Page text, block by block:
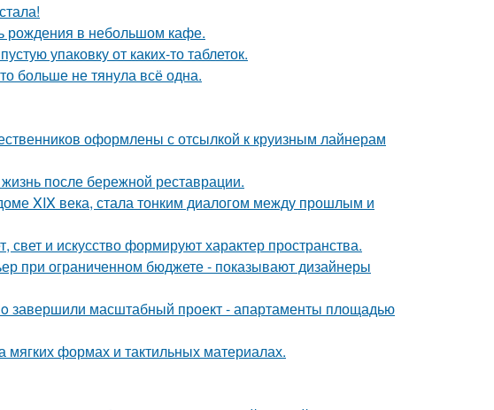
рождения в небольшом кафе.
упаковку от каких-то таблеток.
больше не тянула всё одна.
оформлены с отсылкой к круизным лайнерам
после бережной реставрации.
XIX века, стала тонким диалогом между прошлым и
свет и искусство формируют характер пространства.
при ограниченном бюджете - показывают дизайнеры
завершили масштабный проект - апартаменты площадью
формах и тактильных материалах.